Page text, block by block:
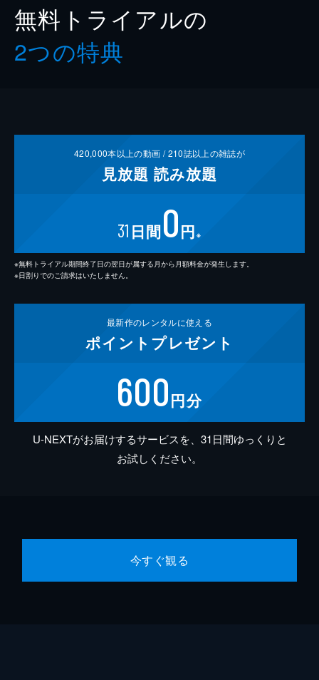
無料トライアルの
2つの特典
420,000本以上の動画 /210誌以上の雑誌が
見放題 読み放題
31 日間0円 ※
※無料トライアル期間終了日の翌日が属する月から月額料金が発生します。
※日割りでのご請求はいたしません。
最新作のレンタルに使える
ポイント プレゼント
600円分
U-NEXTがお届けするサービスを、31日間ゆっくりと
お試しください。
今すぐ観る